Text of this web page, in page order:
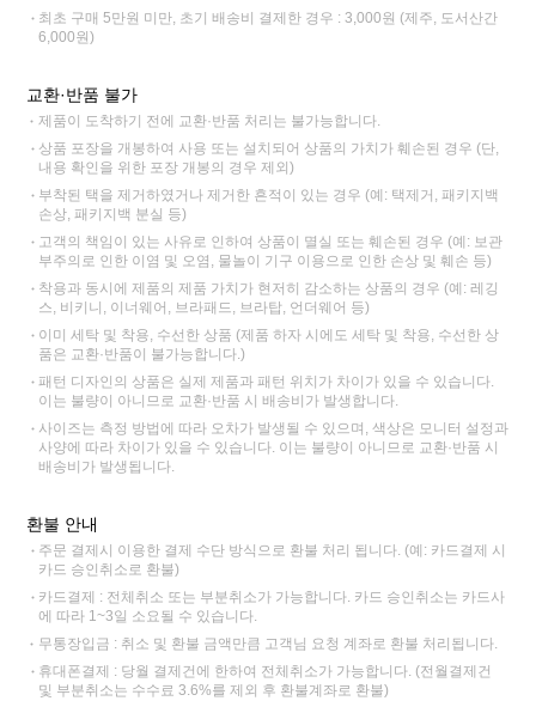
최초 구매 5만원 미만, 초기 배송비 결제한 경우 : 3,000원 (제주, 도서산간
6,000원)
교환·반품 불가
제품이 도착하기 전에 교환·반품 처리는 불가능합니다.
상품 포장을 개봉하여 사용 또는 설치되어 상품의 가치가 훼손된 경우 (단,
내용 확인을 위한 포장 개봉의 경우 제외)
부착된 택을 제거하였거나 제거한 흔적이 있는 경우 (예: 택제거, 패키지백
손상, 패키지백 분실 등)
고객의 책임이 있는 사유로 인하여 상품이 멸실 또는 훼손된 경우 (예: 보관
부주의로 인한 이염 및 오염, 물놀이 기구 이용으로 인한 손상 및 훼손 등)
착용과 동시에 제품의 제품 가치가 현저히 감소하는 상품의 경우 (예: 레깅
스, 비키니, 이너웨어, 브라패드, 브라탑, 언더웨어 등)
이미 세탁 및 착용, 수선한 상품 (제품 하자 시에도 세탁 및 착용, 수선한 상
품은 교환·반품이 불가능합니다.)
패턴 디자인의 상품은 실제 제품과 패턴 위치가 차이가 있을 수 있습니다.
이는 불량이 아니므로 교환·반품 시 배송비가 발생합니다.
사이즈는 측정 방법에 따라 오차가 발생될 수 있으며, 색상은 모니터 설정과
사양에 따라 차이가 있을 수 있습니다. 이는 불량이 아니므로 교환·반품 시
배송비가 발생됩니다.
환불 안내
주문 결제시 이용한 결제 수단 방식으로 환불 처리 됩니다. (예: 카드결제 시
카드 승인취소로 환불)
카드결제 : 전체취소 또는 부분취소가 가능합니다. 카드 승인취소는 카드사
에 따라 1~3일 소요될 수 있습니다.
무통장입금 : 취소 및 환불 금액만큼 고객님 요청 계좌로 환불 처리됩니다.
휴대폰결제 : 당월 결제건에 한하여 전체취소가 가능합니다. (전월결제건
및 부분취소는 수수료 3.6%를 제외 후 환불계좌로 환불)